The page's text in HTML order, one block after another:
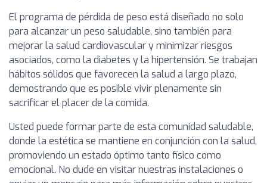
El programa de pérdida de peso está diseñado no solo
para alcanzar un peso saludable, sino también para
mejorar la salud cardiovascular y minimizar riesgos
asociados, como la diabetes y la hipertensión. Se trabajan
hábitos sólidos que favorecen la salud a largo plazo,
demostrando que es posible vivir plenamente sin
sacrificar el placer de la comida.
Usted puede formar parte de esta comunidad saludable,
donde la estética se mantiene en conjunción con la salud,
promoviendo un estado óptimo tanto físico como
emocional. No dude en visitar nuestras instalaciones o